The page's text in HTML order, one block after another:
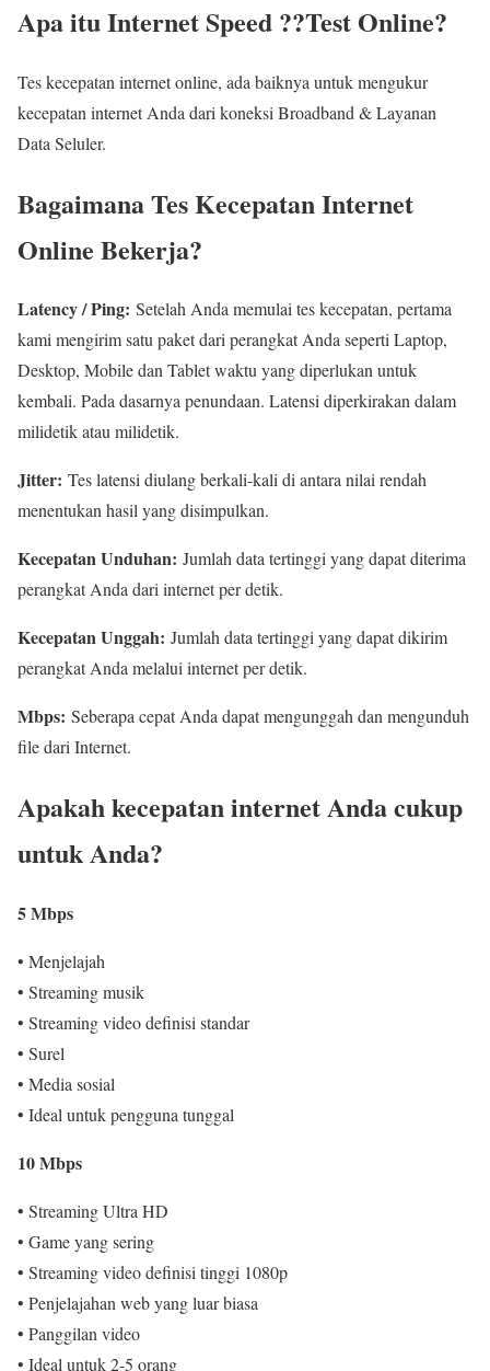
Apa itu Internet Speed ??Test Online?
Tes kecepatan internet online, ada baiknya untuk mengukur
kecepatan internet Anda dari koneksi Broadband & Layanan
Data Seluler.
Bagaimana Tes Kecepatan Internet
Online Bekerja?
Latency / Ping: Setelah Anda memulai tes kecepatan, pertama
kami mengirim satu paket dari perangkat Anda seperti Laptop,
Desktop, Mobile dan Tablet waktu yang diperlukan untuk
kembali. Pada dasarnya penundaan. Latensi diperkirakan dalam
milidetik atau milidetik.
Jitter: Tes latensi diulang berkali-kali di antara nilai rendah
menentukan hasil yang disimpulkan.
Kecepatan Unduhan: Jumlah data tertinggi yang dapat diterima
perangkat Anda dari internet per detik.
Kecepatan Unggah: Jumlah data tertinggi yang dapat dikirim
perangkat Anda melalui internet per detik.
Mbps: Seberapa cepat Anda dapat mengunggah dan mengunduh
file dari Internet.
Apakah kecepatan internet Anda cukup
untuk Anda?
5 Mbps
• Menjelajah
• Streaming musik
• Streaming video definisi standar
• Surel
• Media sosial
• Ideal untuk pengguna tunggal
10 Mbps
• Streaming Ultra HD
• Game yang sering
• Streaming video definisi tinggi 1080p
• Penjelajahan web yang luar biasa
• Panggilan video
• Ideal untuk 2-5 orang